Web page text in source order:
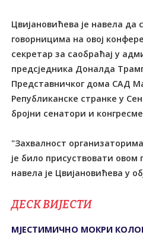
Цвијановићева је навела да
говорницима на овој
секретар за саобраћај у
предсједника Доналда
Представничког дома САД
Републиканске странке у
бројни сенатори и
"Захвалност
је било присуствовати овом
навела је Цвијановићева у
ДЕСК ВИЈЕСТИ
МЈЕСТИМИЧНО МОКРИ